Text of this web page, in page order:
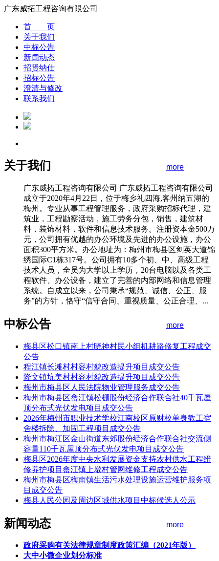
广东威拓工程咨询有限公司
首 页
关于我们
中标公告
新闻动态
招贤纳仕
招标公告
澄清与修改
联系我们
关于我们 more
广东威拓工程咨询有限公司 广东威拓工程咨询有限公司
成立于2020年4月22日，位于梅乡礼四海,客州纳五湖的
梅州。专业从事工程管理服务，政府采购招标代理，建
筑业，工程勘察活动，施工劳务分包，销售，建筑材
料，装饰材料，软件和信息技术服务。注册资本金500万
元，公司拥有优越的办公环境及先进的办公设施，办公
面积300平方米。办公地址为：梅州市梅县区剑英大道锦
绣国际C1栋317号。公司拥有10多个初、中、高级工程
技术人员，全员为大学以上学历，20台电脑以及各类工
程软件、办公设备，建立了完善的内部网络和信息管理
系统。自成立以来，公司秉承“规范、诚信、公正、服
务”的方针，恪守“信守合同、重视质量、公正合理、...
中标公告 more
梅县区松口镇南上村晓神村民小组机耕路修复工程成交
公告
程江镇长滩村村容村貌改造提升项目成交公告
隆文镇坑美村村容村貌改造提升项目成交公告
梅州市梅县区人民法院物业管理服务成交公告
梅州市梅县区畲江镇松棚股份经济合作联合社40千瓦屋
顶分布式光伏发电项目成交公告
2026年梅州市职业技术学校江南校区原财校单身教工宿
舍楼拆除、加固工程项目成交公告
梅州市梅江区金山街道东郊股份经济合作联合社交流侧
容量110千瓦屋顶分布式光伏发电项目成交公告
梅县区2026年度中央水利发展资金支持农村供水工程维
修养护项目畲江镇上墩村管网维修工程成交公告
梅州市梅县区梅南镇生活污水处理设施运营维护服务项
目成交公告
梅县人民公园及周边区域供水项目中标候选人公示
新闻动态 more
政府采购有关法律规章制度政策汇编（2021年版）
大中小微企业划分标准